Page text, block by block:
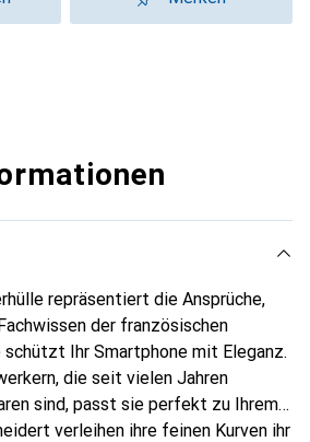
repräsentiert die Ansprüche,
der französischen
schützt Ihr Smartphone mit Eleganz.
die seit vielen Jahren
sind, passt sie perfekt zu Ihrem
verleihen ihre feinen Kurven ihr